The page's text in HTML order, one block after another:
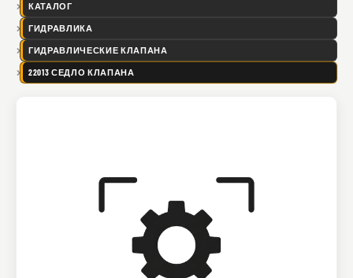
КАТАЛОГ
ГИДРАВЛИКА
ГИДРАВЛИЧЕСКИЕ КЛАПАНА
22013 СЕДЛО КЛАПАНА